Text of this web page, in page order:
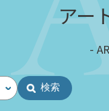
アー